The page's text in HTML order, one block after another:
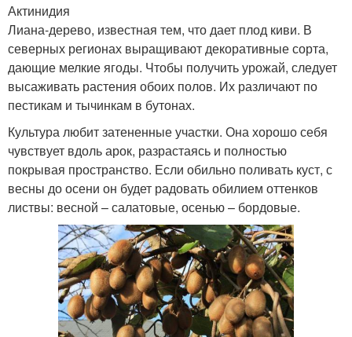
Актинидия
Лиана-дерево, известная тем, что дает плод киви. В
северных регионах выращивают декоративные сорта,
дающие мелкие ягоды. Чтобы получить урожай, следует
высаживать растения обоих полов. Их различают по
пестикам и тычинкам в бутонах.
Культура любит затененные участки. Она хорошо себя
чувствует вдоль арок, разрастаясь и полностью
покрывая пространство. Если обильно поливать куст, с
весны до осени он будет радовать обилием оттенков
листвы: весной – салатовые, осенью – бордовые.